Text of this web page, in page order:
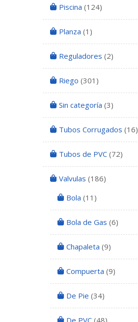
Piscina (124)
Planza (1)
Reguladores (2)
Riego (301)
Sin categoría (3)
Tubos Corrugados (16)
Tubos de PVC (72)
Valvulas (186)
Bola (11)
Bola de Gas (6)
Chapaleta (9)
Compuerta (9)
De Pie (34)
De PVC (48)